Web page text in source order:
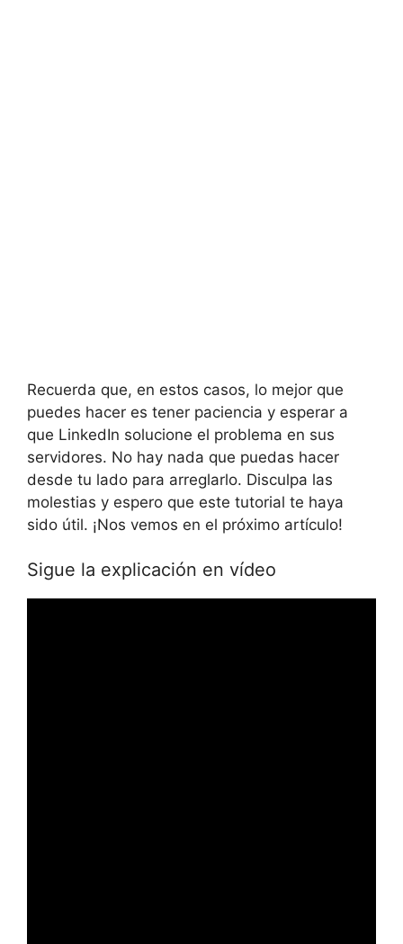
Recuerda que, en estos casos, lo mejor que
puedes hacer es tener paciencia y esperar a
que LinkedIn solucione el problema en sus
servidores. No hay nada que puedas hacer
desde tu lado para arreglarlo. Disculpa las
molestias y espero que este tutorial te haya
sido útil. ¡Nos vemos en el próximo artículo!
Sigue la explicación en vídeo